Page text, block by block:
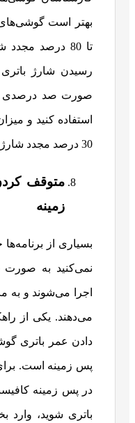
تا 80 درصد
صورت صد درصدی
استفاده کنید و
30 درصد مجدد شارژ کنید.
متوقف
زمینه
بسیاری از
نمی‌کنید به
اجرا می‌شوند و به
می‌دهند. یکی از
دادن عمر باتری
پس زمینه است.
در پس زمینه
باتری شوید، وارد